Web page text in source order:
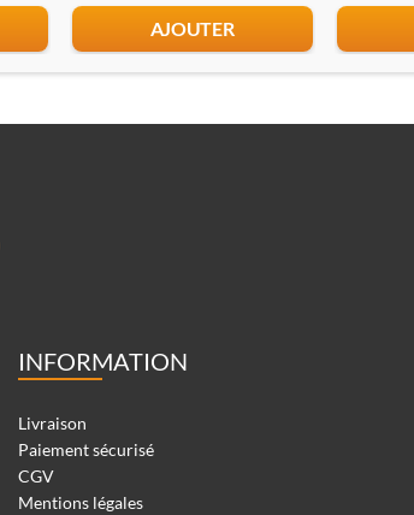
AJOUTER
INFORMATION
Livraison
Paiement sécurisé
CGV
Mentions légales